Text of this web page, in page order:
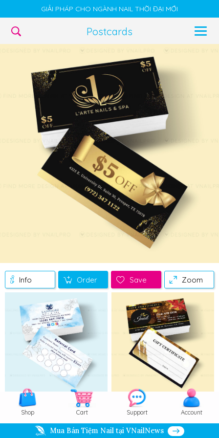
GIẢI PHÁP CHO NGÀNH NAIL THỜI ĐẠI MỚI
Postcards
Info Order Save Zoom
Shop Cart Support Account
Mua Bán Tiệm Nail tại VNailNews